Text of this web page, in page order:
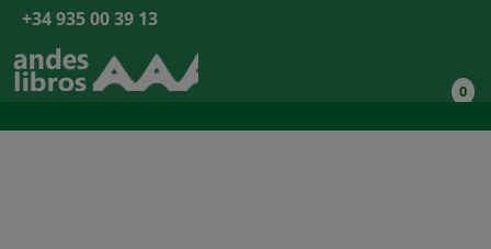
+34 935 00 39 13
0